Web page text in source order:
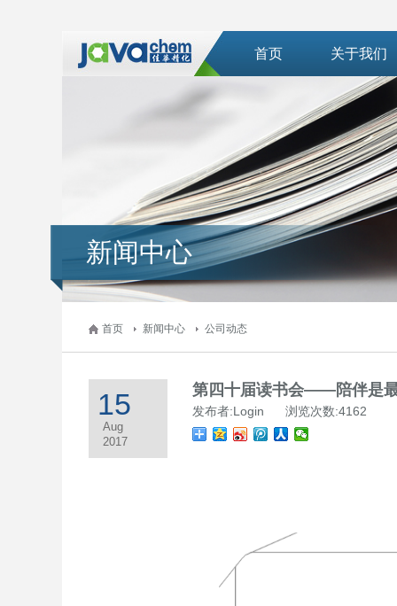
首页 关于我们
新闻中心
首页 新闻中心 公司动态
15
Aug
2017
第四十届读书会——陪伴是
发布者:Login 浏览次数:4162